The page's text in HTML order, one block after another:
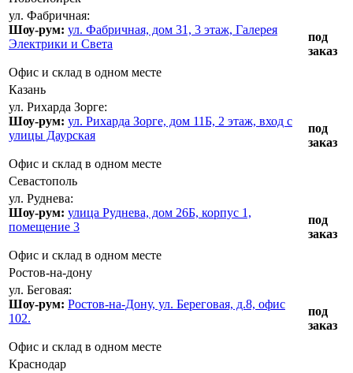
ул. Фабричная:
Шоу-рум: ул. Фабричная, дом 31, 3 этаж, Галерея
Электрики и Света
Офис и склад в одном месте
под
заказ
Казань
ул. Рихарда Зорге:
Шоу-рум: ул. Рихарда Зорге, дом 11Б, 2 этаж, вход с
улицы Даурская
Офис и склад в одном месте
под
заказ
Севастополь
ул. Руднева:
Шоу-рум: улица Руднева, дом 26Б, корпус 1,
помещение 3
Офис и склад в одном месте
под
заказ
Ростов-на-дону
ул. Беговая:
Шоу-рум: Ростов-на-Дону, ул. Береговая, д.8, офис
102.
Офис и склад в одном месте
под
заказ
Краснодар